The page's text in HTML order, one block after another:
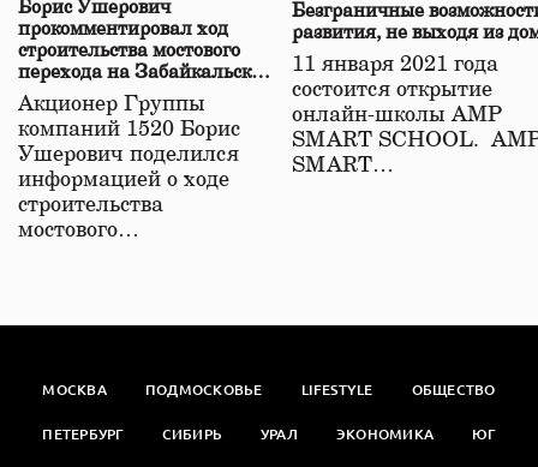
Борис Ушерович
прокомментировал ход
строительства мостового
перехода на Забайкальской
железной дороге
Акционер Группы
компаний 1520 Борис
Ушерович поделился
информацией о ходе
строительства
мостового…
Безграничные
развития, не выходя из
11 января 2021 года
состоится открытие
онлайн-школы АМР
SMART SCHOOL.
SMART…
МОСКВА ПОДМОСКОВЬЕ LIFESTYLE ОБЩЕСТВО
ПЕТЕРБУРГ СИБИРЬ УРАЛ ЭКОНОМИКА ЮГ